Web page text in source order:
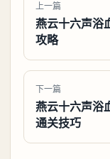
上一篇
燕云十六声浴
攻略
下一篇
燕云十六声浴
通关技巧